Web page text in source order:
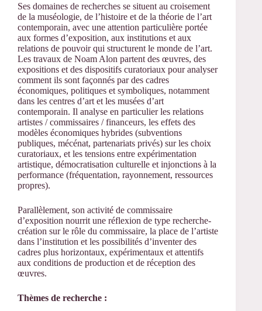
Ses domaines de recherches se situent au croisement
de la muséologie, de l’histoire et de la théorie de l’art
contemporain, avec une attention particulière portée
aux formes d’exposition, aux institutions et aux
relations de pouvoir qui structurent le monde de l’art.
Les travaux de Noam Alon partent des œuvres, des
expositions et des dispositifs curatoriaux pour analyser
comment ils sont façonnés par des cadres
économiques, politiques et symboliques, notamment
dans les centres d’art et les musées d’art
contemporain. Il analyse en particulier les relations
artistes / commissaires / financeurs, les effets des
modèles économiques hybrides (subventions
publiques, mécénat, partenariats privés) sur les choix
curatoriaux, et les tensions entre expérimentation
artistique, démocratisation culturelle et injonctions à la
performance (fréquentation, rayonnement, ressources
propres).
Parallèlement, son activité de commissaire
d’exposition nourrit une réflexion de type recherche-
création sur le rôle du commissaire, la place de l’artiste
dans l’institution et les possibilités d’inventer des
cadres plus horizontaux, expérimentaux et attentifs
aux conditions de production et de réception des
œuvres.
Thèmes de recherche :